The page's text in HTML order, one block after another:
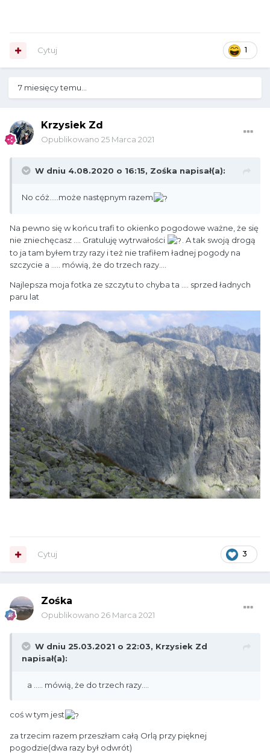
1
Cytuj
7 miesięcy temu...
Krzysiek Zd
Opublikowano 25 Marca 2021
W dniu 4.08.2020 o 16:15, Zośka napisał(a):
No cóż.....może następnym razem
Na pewno się w końcu trafi to okienko pogodowe ważne, że się
nie zniechęcasz .... Gratuluję wytrwałości
. A tak swoją drogą
to ja tam byłem trzy razy i też nie trafiłem ładnej pogody na
szczycie a ..... mówią, że do trzech razy....
Najlepsza moja fotka ze szczytu to chyba ta .... sprzed ładnych
paru lat
3
Cytuj
Zośka
Opublikowano 26 Marca 2021
W dniu 25.03.2021 o 22:03, Krzysiek Zd
napisał(a):
a ..... mówią, że do trzech razy....
coś w tym jest
za trzecim razem przeszłam całą Orlą przy pięknej
pogodzie(dwa razy był odwrót)